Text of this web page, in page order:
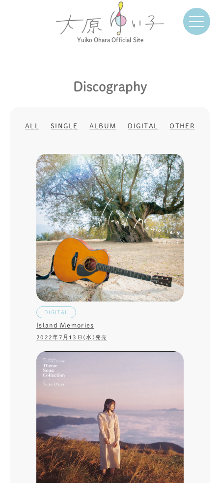
Yuiko Ohara Official Site
Discography
ALL SINGLE ALBUM DIGITAL OTHER
DIGITAL
Island Memories
2022年7月13日(水)発売